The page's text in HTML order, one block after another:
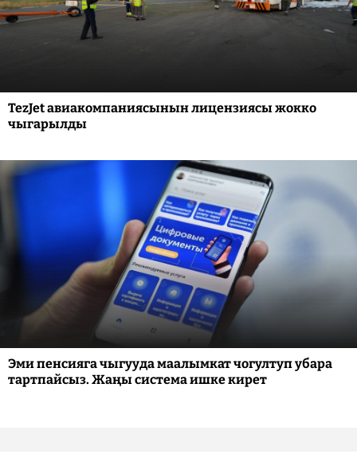
TezJet авиакомпаниясынын лицензиясы жокко
чыгарылды
Эми пенсияга чыгууда маалымкат чогултуп убара
тартпайсыз. Жаңы система ишке кирет